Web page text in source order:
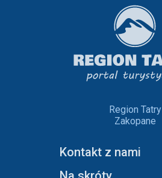
Region Tatry
Zakopane
Kontakt z nami